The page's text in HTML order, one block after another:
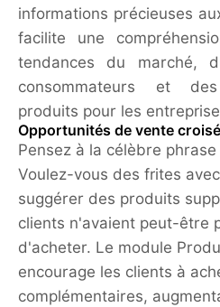
informations précieuses
facilite une
tendances du marché,
consommateurs et
produits pour les
Opportunités de vente
Pensez à la célèbre
Voulez-vous des frites
suggérer des produits
clients n'avaient peut-être
d'acheter. Le module
encourage les clients à
complémentaires,